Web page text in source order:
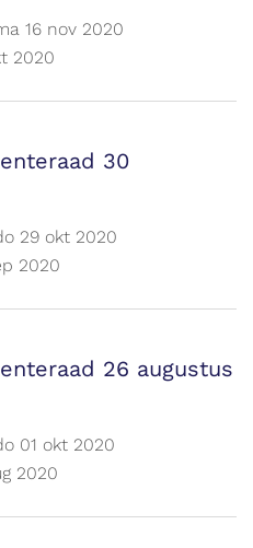
16 nov 2020
2020
30
29 okt 2020
2020
26 augustus
01 okt 2020
2020